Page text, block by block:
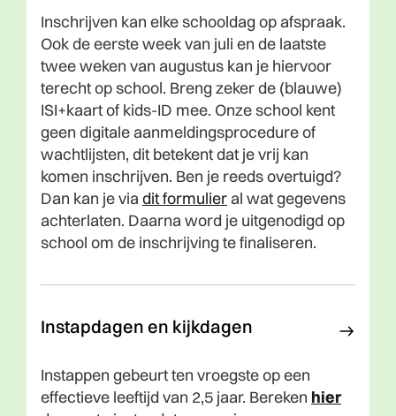
Inschrijven kan elke schooldag op afspraak.
Ook de eerste week van juli en de laatste
twee weken van augustus kan je hiervoor
terecht op school. Breng zeker de (blauwe)
ISI+kaart of kids-ID mee. Onze school kent
geen digitale aanmeldingsprocedure of
wachtlijsten, dit betekent dat je vrij kan
komen inschrijven. Ben je reeds overtuigd?
Dan kan je viadit formulieral wat gegevens
achterlaten. Daarna word je uitgenodigd op
school om de inschrijving te finaliseren.
Instapdagen en kijkdagen
Instappen gebeurt ten vroegste op een
effectieve leeftijd van 2,5 jaar. Bereken hier